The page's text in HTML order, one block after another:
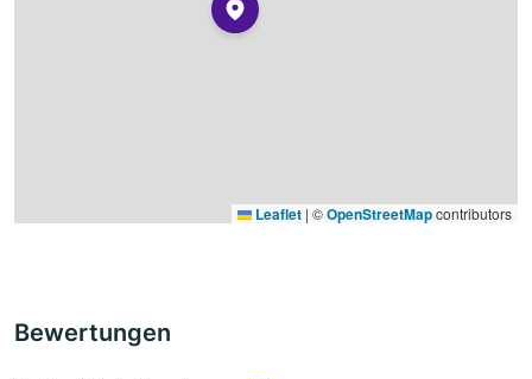
Leaflet | ©OpenStreetMapcontributors
Bewertungen